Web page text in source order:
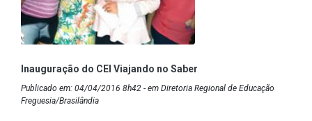
Inauguração do CEI Viajando no Saber
Publicado em: 04/04/2016 8h42 - em Diretoria Regional de Educação
Freguesia/Brasilândia